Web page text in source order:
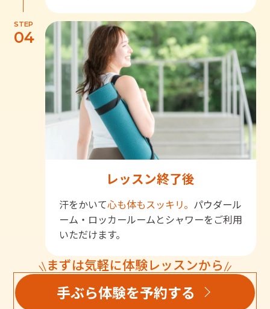
STEP
04
レッスン終了後
汗をかいて心も体もスッキリ。 パウダール
ーム・ロッカールームとシャワーをご利用
いただけます。
まずは気軽に体験レッスンから
手ぶら体験を予約する